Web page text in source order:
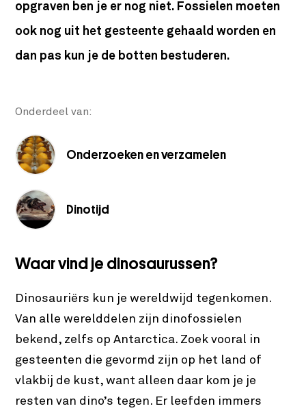
opgraven ben je er nog niet. Fossielen moeten
ook nog uit het gesteente gehaald worden en
dan pas kun je de botten bestuderen.
Onderdeel van:
Onderzoeken en verzamelen
Dinotijd
Waar vind je dinosaurussen?
Dinosauriërs kun je wereldwijd tegenkomen.
Van alle werelddelen zijn dinofossielen
bekend, zelfs op Antarctica. Zoek vooral in
gesteenten die gevormd zijn op het land of
vlakbij de kust, want alleen daar kom je je
resten van dino’s tegen. Er leefden immers